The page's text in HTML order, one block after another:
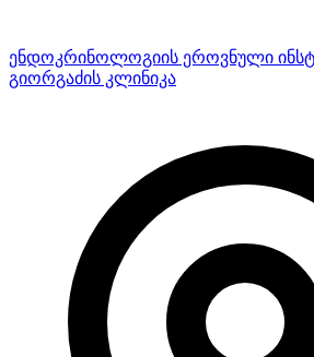
ენდოკრინოლოგიის ეროვნული
გიორგაძის კლინიკა